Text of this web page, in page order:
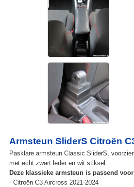
Armsteun SliderS Citroën
Pasklare armsteun Classic SliderS,
met echt zwart leder en wit stiksel.
Deze klassieke armsteun is passend
- Citroën C3 Aircross 2021-2024